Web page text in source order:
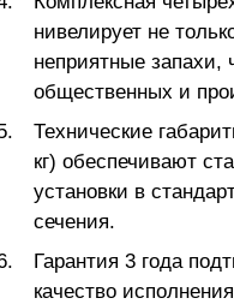
нивелирует не
неприятные запахи,
общественных и
Технические
кг) обеспечивают
установки в
сечения.
Гарантия 3 года
качество